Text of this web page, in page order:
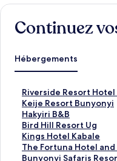
Continuez
Hébergements
Riverside Resort Hotel
L
i
e
n
o
u
v
Keije Resort Bunyonyi
L
i
e
n
o
u
Hakyiri B&B
L
i
e
n
o
Bird Hill Resort Ug
L
i
e
n
Kings Hotel Kabale
L
i
e
The Fortuna Hotel and
L
iBunyonyi Safaris
L